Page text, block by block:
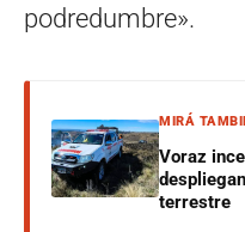
podredumbre».
MIRÁ
Voraz
terrestre